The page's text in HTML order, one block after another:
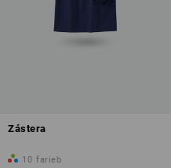
Zástera
10 farieb